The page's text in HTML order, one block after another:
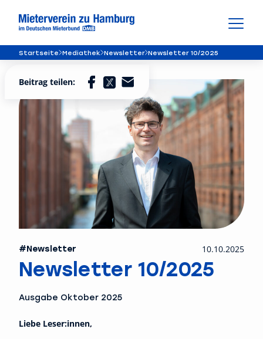
Startseite Mediathek Newsletter Newsletter 10/2025
Beitrag teilen:
#Newsletter 10.10.2025
Newsletter 10/2025
Ausgabe Oktober 2025
Liebe Leser:innen,